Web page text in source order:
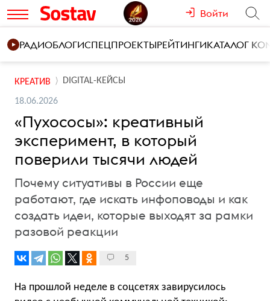
Войти
РАДИОБЛОГИСПЕЦПРОЕКТЫРЕЙТИНГИКАТАЛОГ
КРЕАТИВ DIGITAL-КЕЙСЫ
18.06.2026
«Пухососы»: креативный
эксперимент, в который
поверили тысячи людей
Почему ситуативы в России еще
работают, где искать инфоповоды и как
создать идеи, которые выходят за рамки
разовой реакции
5
На прошлой неделе в соцсетях завирусилось